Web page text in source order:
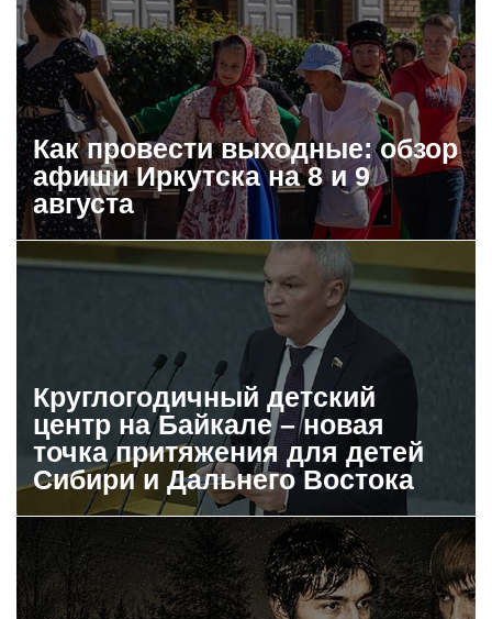
Как провести выходные: обзор
афиши Иркутска на 8 и 9
августа
Круглогодичный детский
центр на Байкале – новая
точка притяжения для детей
Сибири и Дальнего Востока